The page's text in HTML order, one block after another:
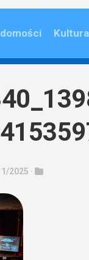
Kultura
2025 ·